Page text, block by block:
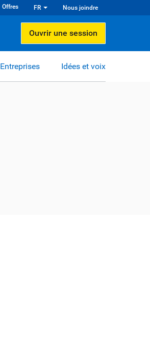
Offres FR Nous joindre
Ouvrir une session
Entreprises Idées et voix